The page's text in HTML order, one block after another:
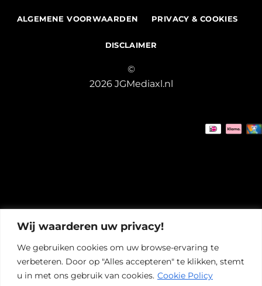
Wij waarderen uw privacy!
We gebruiken cookies om uw browse-ervaring te
verbeteren. Door op "Alles accepteren" te klikken, stemt
u in met ons gebruik van cookies. Cookie Policy
ALGEMENE VOORWAARDEN PRIVACY & COOKIES
DISCLAIMER
©
2026 JGMediaxl.nl